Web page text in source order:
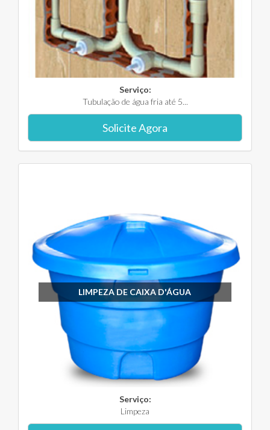
Serviço:
Tubulação de água fria até 5...
Solicite Agora
LIMPEZA DE CAIXA D'ÁGUA
Serviço:
Limpeza